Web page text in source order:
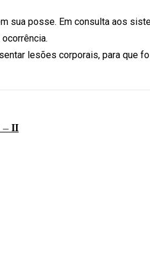
sua posse. Em consulta aos
lesões corporais, para que
– II